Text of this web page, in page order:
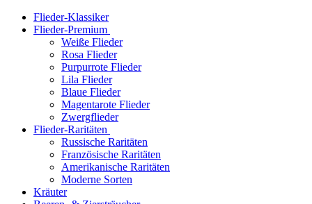
Flieder-Klassiker
Flieder-​Premium
Weiße Flieder
Rosa Flieder
Purpurrote Flieder
Lila Flieder
Blaue Flieder
Magentarote Flieder
Zwergflieder
Flieder-Raritäten
Russische Raritäten
Französische Raritäten
Amerikanische Raritäten
Moderne Sorten
Kräuter